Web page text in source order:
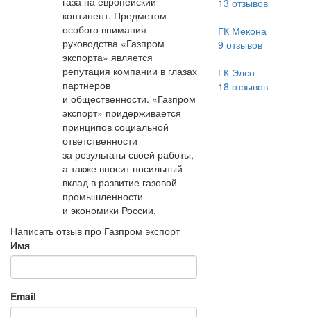
континент. Предметом
особого внимания
руководства «Газпром
экспорта» является
репутация компании в глазах
партнеров
и общественности. «Газпром
экспорт» придерживается
принципов социальной
ответственности
за результаты своей работы,
а также вносит посильный
вклад в развитие газовой
промышленности
и экономики России.
Написать отзыв про Газпром экспорт
Имя
Email
13 отзывов
ГК Мекона
9 отзывов
ГК Элсо
18 отзывов